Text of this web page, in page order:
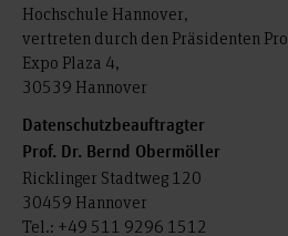
Hochschule Hannover,
vertreten durch den Präsidenten
Expo Plaza 4,
30539 Hannover
Datenschutzbeauftragter
Prof. Dr. Bernd Obermöller
Ricklinger Stadtweg 120
30459 Hannover
Tel.: +49 511 9296 1512